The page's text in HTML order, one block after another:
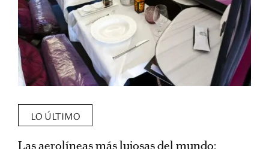
LO ÚLTIMO
Las aerolíneas más lujosas del mundo: